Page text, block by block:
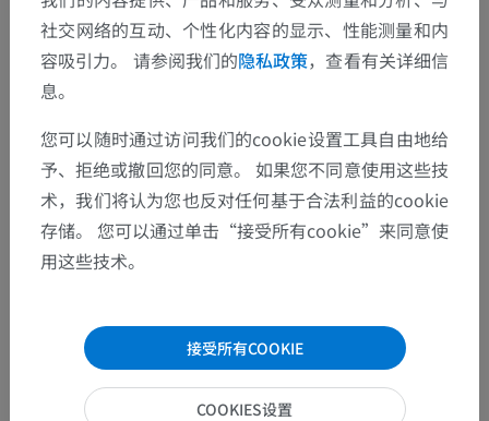
社交网络的互动、个性化内容的显示、性能测量和内
容吸引力。 请参阅我们的隐私政策，查看有关详细信
息。
您可以随时通过访问我们的cookie设置工具自由地给
予、拒绝或撤回您的同意。 如果您不同意使用这些技
术，我们将认为您也反对任何基于合法利益的cookie
存储。 您可以通过单击“接受所有cookie”来同意使
用这些技术。
接受所有COOKIE
COOKIES设置